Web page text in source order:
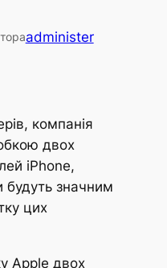
administer
компанія
двох
iPhone,
значним
цих
Apple двох